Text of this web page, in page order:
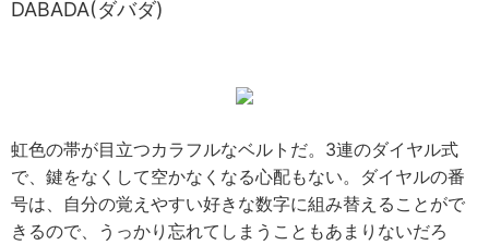
DABADA(ダバダ)
虹色の帯が目立つカラフルなベルトだ。3連のダイヤル式
で、鍵をなくして空かなくなる心配もない。ダイヤルの番
号は、自分の覚えやすい好きな数字に組み替えることがで
きるので、うっかり忘れてしまうこともあまりないだろ